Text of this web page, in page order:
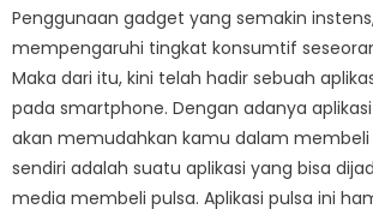
Penggunaan gadget yang semakin
mempengaruhi tingkat konsumtif
Maka dari itu, kini telah hadir sebuah
pada smartphone. Dengan adanya
akan memudahkan kamu dalam membeli
sendiri adalah suatu aplikasi yang bisa
media membeli pulsa. Aplikasi pulsa ini